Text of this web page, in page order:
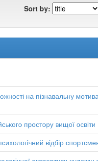
Sort by:
на пізнавальну
простору вищої
відбір